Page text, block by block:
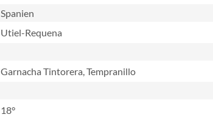
Spanien
Utiel-Requena
Garnacha Tintorera, Tempranillo
18°